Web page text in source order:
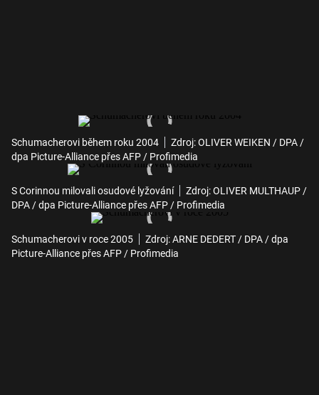
Schumacherovi během roku 2004
Zdroj: OLIVER WEIKEN / DPA /
dpa Picture-Alliance přes AFP / Profimedia
S Corinnou milovali osudové lyžování
Zdroj: OLIVER MULTHAUP /
DPA / dpa Picture-Alliance přes AFP / Profimedia
Schumacherovi v roce 2005
Zdroj: ARNE DEDERT / DPA / dpa
Picture-Alliance přes AFP / Profimedia